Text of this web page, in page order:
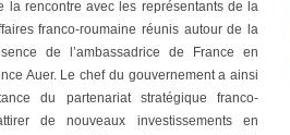
la rencontre avec les représentants de la
franco-roumaine réunis autour de la
de l’ambassadrice de France en
Auer. Le chef du gouvernement a ainsi
du partenariat stratégique franco-
de nouveaux investissements en